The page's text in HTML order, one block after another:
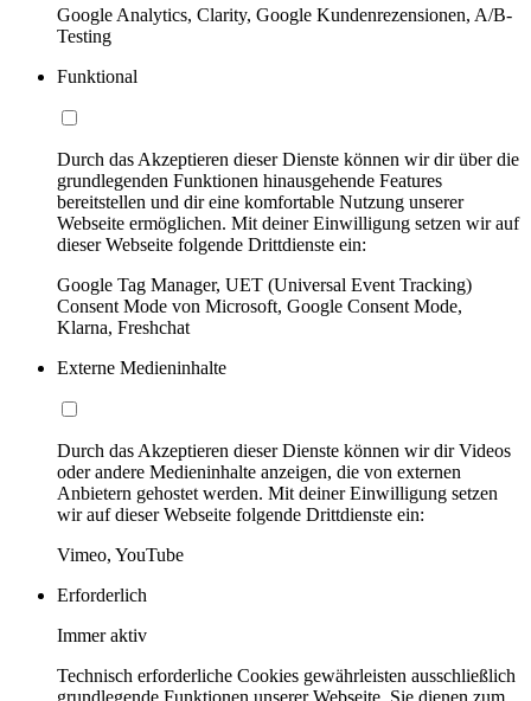
Google Analytics, Clarity, Google Kundenrezensionen, A/B-
Testing
Funktional
Durch das Akzeptieren dieser Dienste können wir dir über die
grundlegenden Funktionen hinausgehende Features
bereitstellen und dir eine komfortable Nutzung unserer
Webseite ermöglichen. Mit deiner Einwilligung setzen wir auf
dieser Webseite folgende Drittdienste ein:
Google Tag Manager, UET (Universal Event Tracking)
Consent Mode von Microsoft, Google Consent Mode,
Klarna, Freshchat
Externe Medieninhalte
Durch das Akzeptieren dieser Dienste können wir dir Videos
oder andere Medieninhalte anzeigen, die von externen
Anbietern gehostet werden. Mit deiner Einwilligung setzen
wir auf dieser Webseite folgende Drittdienste ein:
Vimeo, YouTube
Erforderlich
Immer aktiv
Technisch erforderliche Cookies gewährleisten ausschließlich